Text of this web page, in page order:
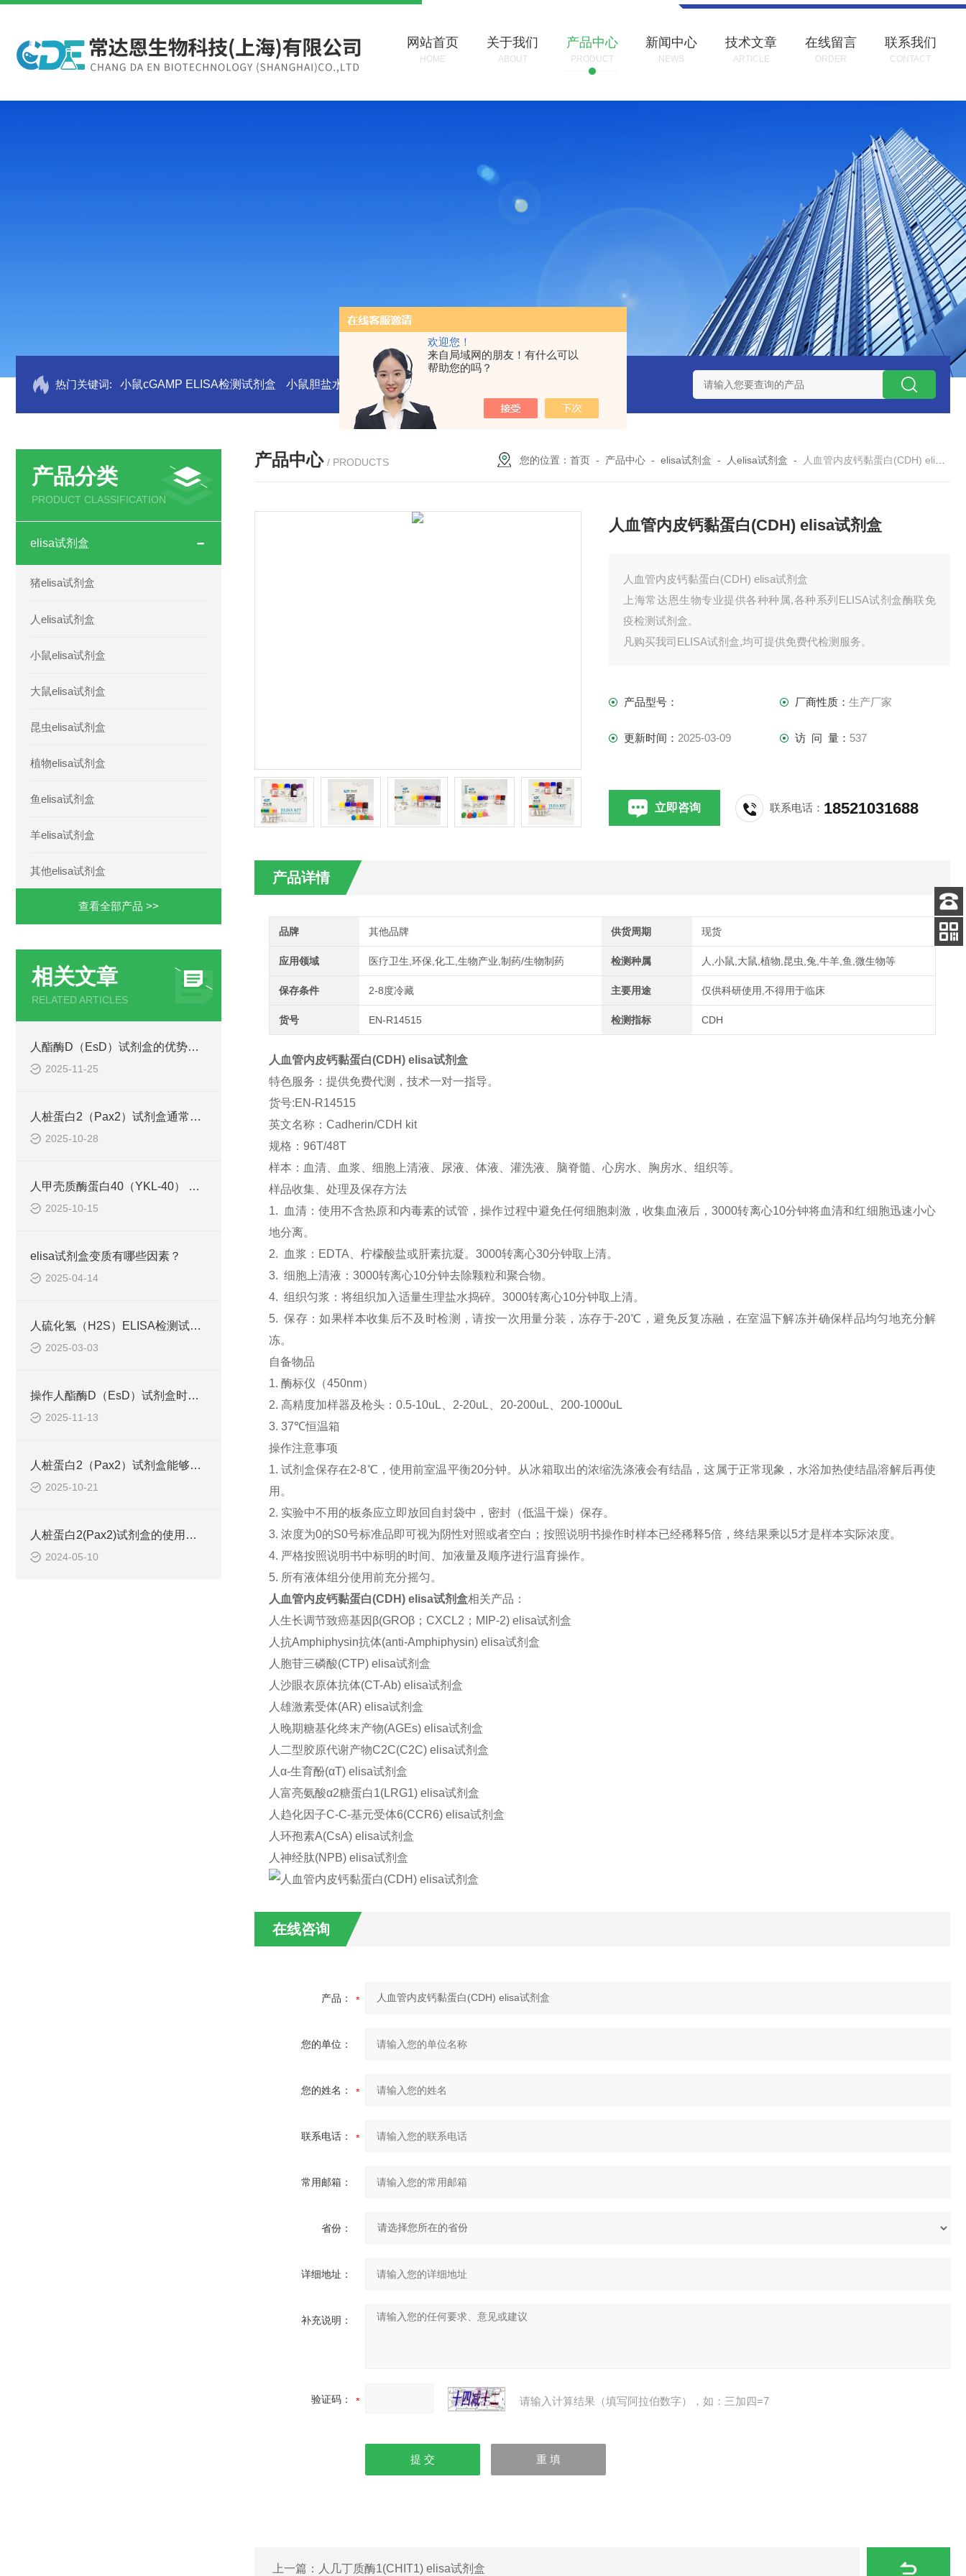
欢迎您！
来自局域网的朋友！有什么可以
帮助您的吗？
网站首页
HOME
关于我们
ABOUT
产品中心
PRODUCT
新闻中心
NEWS
技术文章
ARTICLE
在线留言
ORDER
联系我们
CONTACT
热门关键词: 小鼠cGAMP ELISA检测试剂盒 小鼠胆盐水解酶(BSH)ELISA试剂盒 小鼠神经酰胺-1-磷酸（C1P）ELISA 试剂盒 小鼠（
产品分类
PRODUCT CLASSIFICATION
elisa试剂盒
猪elisa试剂盒
人elisa试剂盒
小鼠elisa试剂盒
大鼠elisa试剂盒
昆虫elisa试剂盒
植物elisa试剂盒
鱼elisa试剂盒
羊elisa试剂盒
其他elisa试剂盒
查看全部产品 >>
相关文章
RELATED ARTICLES
人酯酶D（EsD）试剂盒的优势主要体现在这些方面！
2025-11-25
人桩蛋白2（Pax2）试剂盒通常采用了酶联免疫吸附试验技术
2025-10-28
人甲壳质酶蛋白40（YKL-40） ELISA检测试剂盒说明书
2025-10-15
elisa试剂盒变质有哪些因素？
2025-04-14
人硫化氢（H2S）ELISA检测试剂盒工作原理
2025-03-03
操作人酯酶D（EsD）试剂盒时应该注意的几个要点
2025-11-13
人桩蛋白2（Pax2）试剂盒能够准确地识别并结合目标抗原
2025-10-21
人桩蛋白2(Pax2)试剂盒的使用须知
2024-05-10
产品中心 / PRODUCTS 您的位置：首页 - 产品中心 -elisa试剂盒 - 人elisa试剂盒 - 人血管内皮钙黏蛋白(CDH) elisa试剂盒
人血管内皮钙黏蛋白(CDH) elisa试剂盒
人血管内皮钙黏蛋白(CDH) elisa试剂盒
上海常达恩生物专业提供各种种属,各种系列ELISA试剂盒酶联免
疫检测试剂盒。
凡购买我司ELISA试剂盒,均可提供免费代检测服务。
产品型号： 厂商性质： 生产厂家
更新时间： 2025-03-09 访 问 量： 537
立即咨询 联系电话： 18521031688
产品详情
品牌 其他品牌 供货周期 现货
应用领域 医疗卫生,环保,化工,生物产业,制药/生物制药 检测种属 人,小鼠,大鼠,植物,昆虫,兔,牛羊,鱼,微生物等
保存条件 2-8度冷藏 主要用途 仅供科研使用,不得用于临床
货号 EN-R14515 检测指标 CDH
人血管内皮钙黏蛋白(CDH) elisa试剂盒
特色服务：提供免费代测，技术一对一指导。
货号:EN-R14515
英文名称：Cadherin/CDH kit
规格：96T/48T
样本：血清、血浆、细胞上清液、尿液、体液、灌洗液、脑脊髓、心房水、胸房水、组织等。
样品收集、处理及保存方法
1. 血清：使用不含热原和内毒素的试管，操作过程中避免任何细胞刺激，收集血液后，3000转离心10分钟将血清和红细胞迅速小心
地分离。
2. 血浆：EDTA、柠檬酸盐或肝素抗凝。3000转离心30分钟取上清。
3. 细胞上清液：3000转离心10分钟去除颗粒和聚合物。
4. 组织匀浆：将组织加入适量生理盐水捣碎。3000转离心10分钟取上清。
5. 保存：如果样本收集后不及时检测，请按一次用量分装，冻存于-20℃，避免反复冻融，在室温下解冻并确保样品均匀地充分解
冻。
自备物品
1. 酶标仪（450nm）
2. 高精度加样器及枪头：0.5-10uL、2-20uL、20-200uL、200-1000uL
3. 37℃恒温箱
操作注意事项
1. 试剂盒保存在2-8℃，使用前室温平衡20分钟。从冰箱取出的浓缩洗涤液会有结晶，这属于正常现象，水浴加热使结晶溶解后再使
用。
2. 实验中不用的板条应立即放回自封袋中，密封（低温干燥）保存。
3. 浓度为0的S0号标准品即可视为阴性对照或者空白；按照说明书操作时样本已经稀释5倍，终结果乘以5才是样本实际浓度。
4. 严格按照说明书中标明的时间、加液量及顺序进行温育操作。
5. 所有液体组分使用前充分摇匀。
人血管内皮钙黏蛋白(CDH) elisa试剂盒相关产品：
人生长调节致癌基因β(GROβ；CXCL2；MIP-2) elisa试剂盒
人抗Amphiphysin抗体(anti-Amphiphysin) elisa试剂盒
人胞苷三磷酸(CTP) elisa试剂盒
人沙眼衣原体抗体(CT-Ab) elisa试剂盒
人雄激素受体(AR) elisa试剂盒
人晚期糖基化终末产物(AGEs) elisa试剂盒
人二型胶原代谢产物C2C(C2C) elisa试剂盒
人α-生育酚(αT) elisa试剂盒
人富亮氨酸α2糖蛋白1(LRG1) elisa试剂盒
人趋化因子C-C-基元受体6(CCR6) elisa试剂盒
人环孢素A(CsA) elisa试剂盒
人神经肽(NPB) elisa试剂盒
在线咨询
产品：
您的单位：
您的姓名：
联系电话：
常用邮箱：
省份：
详细地址：
补充说明：
验证码： 请输入计算结果（填写阿拉伯数字），如：三加四=7
上一篇： 人几丁质酶1(CHIT1) elisa试剂盒
客服
电话